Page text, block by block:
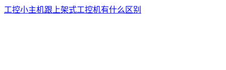
工控小主机跟上架式工控机有什么区别